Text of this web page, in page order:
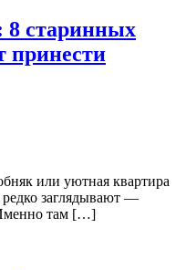
8 старинных
принести
или уютная квартира
редко заглядывают —
Именно там […]